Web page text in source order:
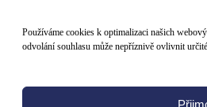
Používáme cookies k optimalizaci našich
odvolání souhlasu může nepříznivě ovlivnit